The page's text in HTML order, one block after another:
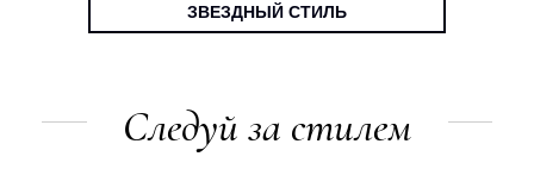
ЗВЕЗДНЫЙ СТИЛЬ
Следуй за стилем